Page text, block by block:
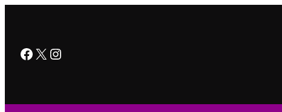
Facebook
X Instagram